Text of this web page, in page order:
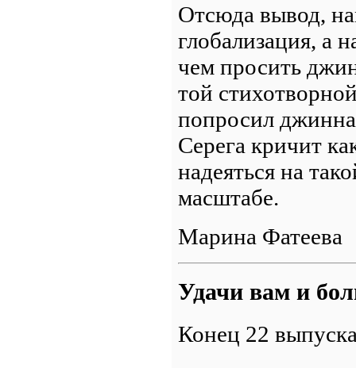
Отсюда вывод,
глобализация, а
чем просить
той
попросил
Серега кричит
надеяться на
масштабе.
Марина Фатеева
Удачи вам и
Конец 22